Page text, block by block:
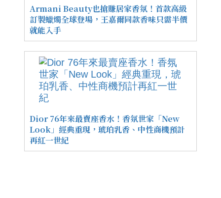
Armani Beauty也搶賺居家香氛！首款高級
訂製蠟燭全球登場，王嘉爾同款香味只需半價
就能入手
Dior 76年來最賣座香水！香氛世家「New
Look」經典重現，琥珀乳香、中性商機預計
再紅一世紀